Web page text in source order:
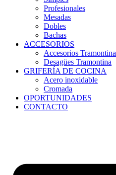
Profesionales
Mesadas
Dobles
Bachas
ACCESORIOS
Accesorios Tramontina
Desagües Tramontina
GRIFERÍA DE COCINA
Acero inoxidable
Cromada
OPORTUNIDADES
CONTACTO